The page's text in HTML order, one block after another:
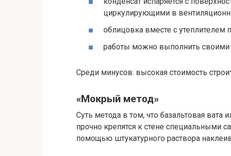
циркулирующими в
облицовка вместе с
работы можно выполнить своими
Среди минусов: высокая стоимость
«Мокрый метод»
Суть метода в том, что базальтовая вата
прочно крепятся к стене специальными
помощью штукатурного раствора